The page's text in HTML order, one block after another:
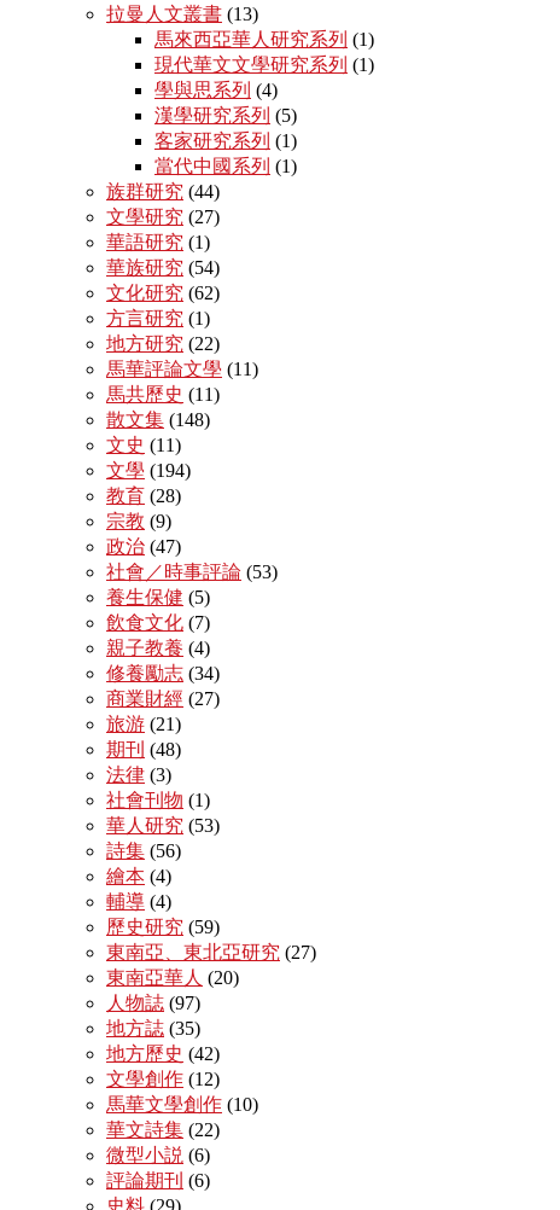
拉曼人文叢書 (13)
馬來西亞華人研究系列 (1)
現代華文文學研究系列 (1)
學與思系列 (4)
漢學研究系列 (5)
客家研究系列 (1)
當代中國系列 (1)
族群研究 (44)
文學研究 (27)
華語研究 (1)
華族研究 (54)
文化研究 (62)
方言研究 (1)
地方研究 (22)
馬華評論文學 (11)
馬共歷史 (11)
散文集 (148)
文史 (11)
文學 (194)
教育 (28)
宗教 (9)
政治 (47)
社會／時事評論 (53)
養生保健 (5)
飲食文化 (7)
親子教養 (4)
修養勵志 (34)
商業財經 (27)
旅游 (21)
期刊 (48)
法律 (3)
社會刊物 (1)
華人研究 (53)
詩集 (56)
繪本 (4)
輔導 (4)
歷史研究 (59)
東南亞、東北亞研究 (27)
東南亞華人 (20)
人物誌 (97)
地方誌 (35)
地方歷史 (42)
文學創作 (12)
馬華文學創作 (10)
華文詩集 (22)
微型小説 (6)
評論期刊 (6)
史料 (29)